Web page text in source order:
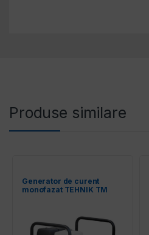
Produse similare
Generator de curent
monofazat TEHNIK TM